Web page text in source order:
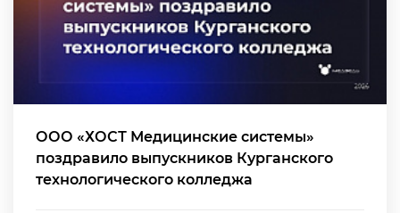
ООО «ХОСТ Медицинские системы»
поздравило выпускников Курганского
технологического колледжа